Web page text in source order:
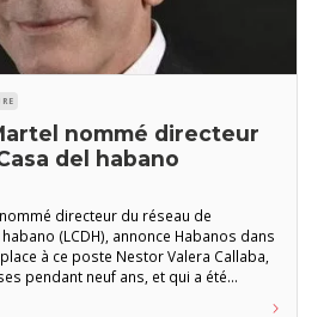
nommé directeur
del habano
directeur du réseau de
(LCDH), annonce Habanos dans
à ce poste Nestor Valera Callaba,
pendant neuf ans, et qui a été